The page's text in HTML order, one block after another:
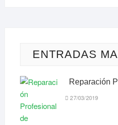
ENTRADAS
Reparación
27/03/2019